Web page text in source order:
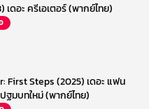
ดอะ ครีเอเตอร์ (พากย์ไทย)
First Steps (2025) เดอะ แฟน
มบทใหม่ (พากย์ไทย)